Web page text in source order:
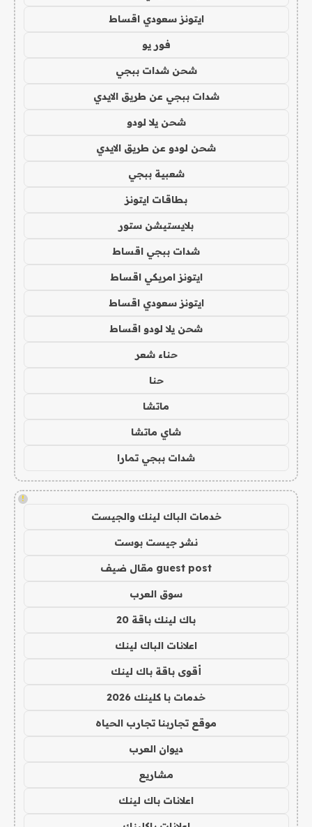
ايتونز سعودي اقساط
فور يو
شحن شدات ببجي
شدات ببجي عن طريق الايدي
شحن يلا لودو
شحن لودو عن طريق الايدي
شعبية ببجي
بطاقات ايتونز
بلايستيشن ستور
شدات ببجي اقساط
ايتونز امريكي اقساط
ايتونز سعودي اقساط
شحن يلا لودو اقساط
حناء شعر
حنا
ماتشا
شاي ماتشا
شدات ببجي تمارا
!
خدمات الباك لينك والجيست
نشر جيست بوست
guest post مقال ضيف
سوق العرب
باك لينك باقة 20
اعلانات الباك لينك
أقوى باقة باك لينك
خدمات با كلينك 2026
موقع تجاربنا تجارب الحياه
ديوان العرب
مشاريع
اعلانات باك لينك